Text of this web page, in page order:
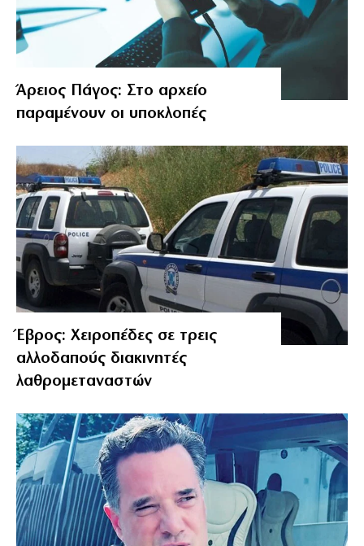
Άρειος Πάγος: Στο αρχείο
παραμένουν οι υποκλοπές
Έβρος: Χειροπέδες σε τρεις
αλλοδαπούς διακινητές
λαθρομεταναστών